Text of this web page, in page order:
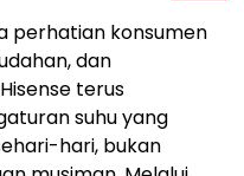
perhatian konsumen
dan
terus
suhu yang
hari, bukan